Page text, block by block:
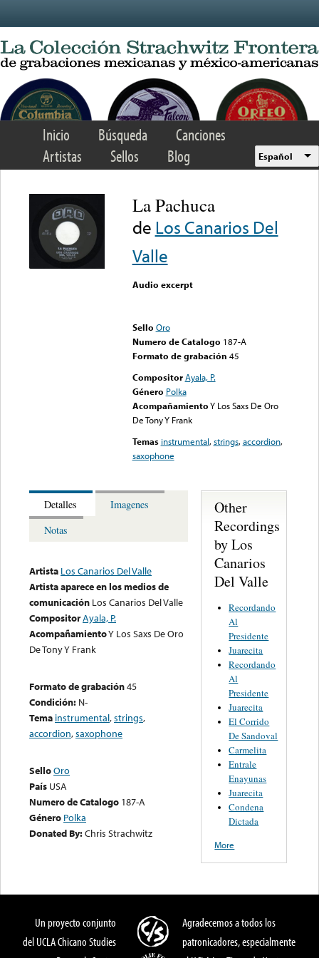
Inicio Búsqueda
Canciones
Artistas
Sellos Blog Español
La Pachuca
de Los Canarios Del
Valle
Audio excerpt
Sello Oro
Numero de Catalogo 187-A
Formato de grabación 45
Compositor Ayala, P.
Género Polka
AcompañamientoY Los Saxs De Oro
De Tony Y Frank
Temas instrumental,strings,accordion,
saxophone
Detalles
Imagenes
Notas
Artista Los Canarios Del Valle
Artista aparece en los medios de
comunicación Los Canarios Del Valle
CompositorAyala, P.
AcompañamientoY Los Saxs De Oro
De Tony Y Frank
Formato de grabación45
Condición: N-
Tema instrumental,strings,
accordion,saxophone
SelloOro
País USA
Numero de Catalogo 187-A
Género Polka
Donated By:Chris Strachwitz
Other
Recordings
by Los
Canarios
Del Valle
Recordando
Al
Presidente
Juarecita
Recordando
Al
Presidente
Juarecita
El Corrido
De Sandoval
Carmelita
Entrale
Enayunas
Juarecita
Condena
Dictada
More
Un proyecto conjunto
del UCLA Chicano Studies
Agradecemos a todos los
patronicadores, especialmente